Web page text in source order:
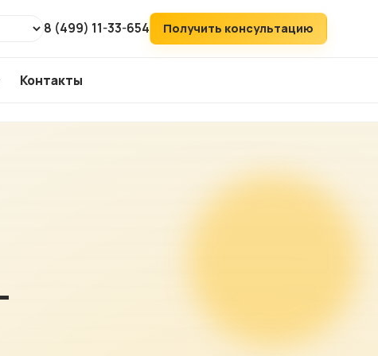
8 (499) 11-33-654 Получить консультацию
Контакты